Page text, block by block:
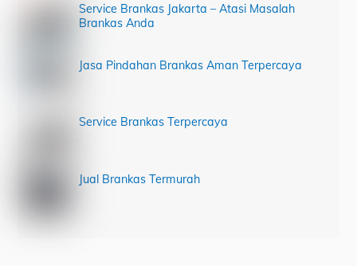
Service Brankas Jakarta – Atasi Masalah
Brankas Anda
Jasa Pindahan Brankas Aman Terpercaya
Service Brankas Terpercaya
Jual Brankas Termurah